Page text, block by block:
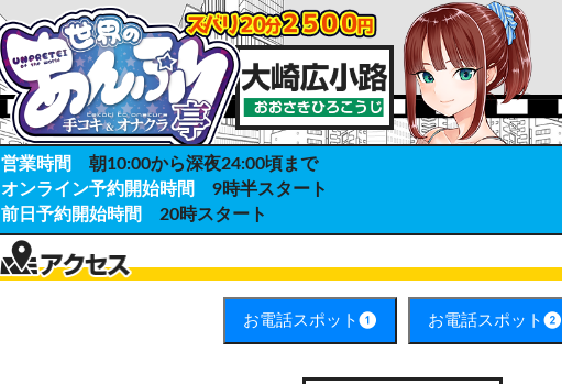
営業時間
朝10:00から深夜24:00頃まで
オンライン予約開始時間
9時半スタート
前日予約開始時間
20時スタート
お電話スポット❶ お電話スポット❷